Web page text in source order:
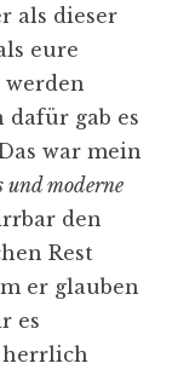
als dieser
eure
dafür gab es
war mein
moderne
den
Rest
er glauben
es
herrlich